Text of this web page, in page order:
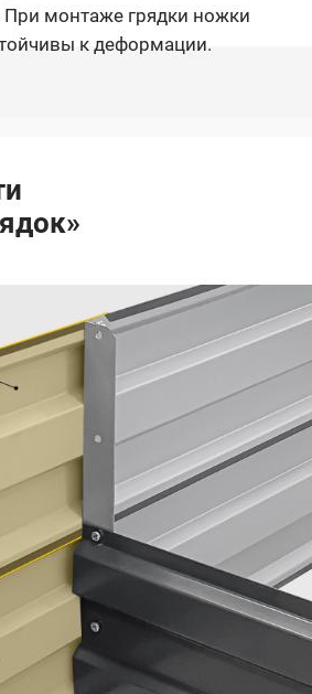
монтаже грядки ножки
к деформации.